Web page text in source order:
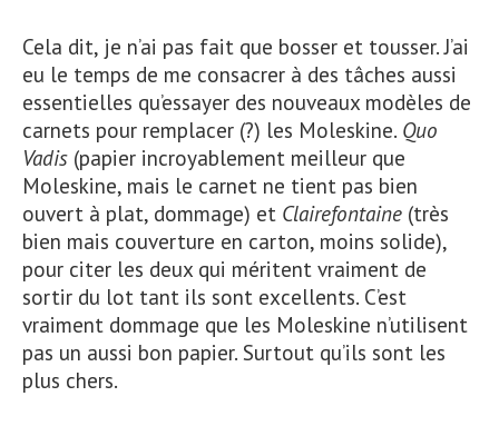
Cela dit, je n’ai pas fait que bosser et tousser. J’ai
eu le temps de me consacrer à des tâches aussi
essentielles qu’essayer des nouveaux modèles de
carnets pour remplacer (?) les Moleskine. Quo
Vadis (papier incroyablement meilleur que
Moleskine, mais le carnet ne tient pas bien
ouvert à plat, dommage) et Clairefontaine (très
bien mais couverture en carton, moins solide),
pour citer les deux qui méritent vraiment de
sortir du lot tant ils sont excellents. C’est
vraiment dommage que les Moleskine n’utilisent
pas un aussi bon papier. Surtout qu’ils sont les
plus chers.